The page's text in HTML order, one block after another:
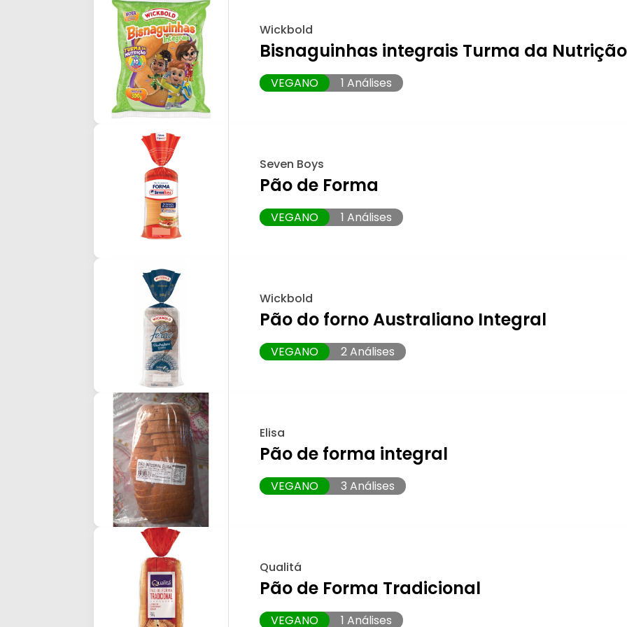
Wickbold
Bisnaguinhas integrais Turma da Nutrição
VEGANO 1 Análises
Seven Boys
Pão de Forma
VEGANO 1 Análises
Wickbold
Pão do forno Australiano Integral
VEGANO 2 Análises
Elisa
Pão de forma integral
VEGANO 3 Análises
Qualitá
Pão de Forma Tradicional
VEGANO 1 Análises